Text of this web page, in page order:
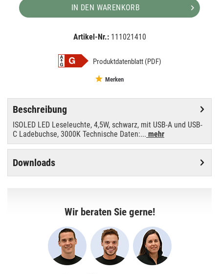
IN DEN WARENKORB
Artikel-Nr.: 111021410
Produktdatenblatt (PDF)
Merken
Beschreibung
ISOLED LED Leseleuchte, 4,5W, schwarz, mit USB-A und USB-
C Ladebuchse, 3000K Technische Daten:... mehr
Downloads
Wir beraten Sie gerne!